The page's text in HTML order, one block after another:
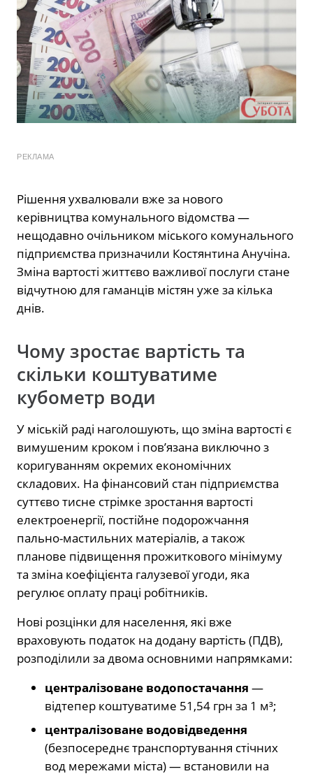
РЕКЛАМА
Рішення ухвалювали вже за нового
керівництва комунального відомства —
нещодавно очільником міського комунального
підприємства призначили Костянтина Анучіна.
Зміна вартості життєво важливої послуги стане
відчутною для гаманців містян уже за кілька
днів.
Чому зростає вартість та
скільки коштуватиме
кубометр води
У міській раді наголошують, що зміна вартості є
вимушеним кроком і пов’язана виключно з
коригуванням окремих економічних
складових. На фінансовий стан підприємства
суттєво тисне стрімке зростання вартості
електроенергії, постійне подорожчання
пально-мастильних матеріалів, а також
планове підвищення прожиткового мінімуму
та зміна коефіцієнта галузевої угоди, яка
регулює оплату праці робітників.
Нові розцінки для населення, які вже
враховують податок на додану вартість (ПДВ),
розподілили за двома основними напрямками:
централізоване водопостачання —
відтепер коштуватиме 51,54 грн за 1 м³;
централізоване водовідведення
(безпосереднє транспортування стічних
вод мережами міста) — встановили на